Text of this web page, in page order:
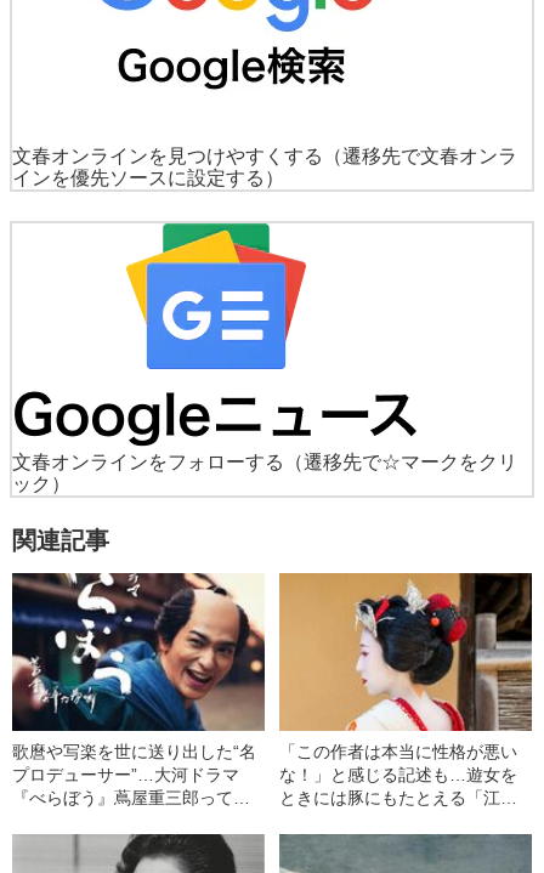
文春オンラインを見つけやすくする
（遷移先で文春オンラ
インを優先ソースに設定する）
文春オンラインをフォローする
（遷移先で☆マークをクリ
ック）
関連記事
歌麿や写楽を世に送り出した“名
プロデューサー”…大河ドラマ
『べらぼう』蔦屋重三郎ってど
「この作者は本当に性格が悪い
な！」と感じる記述も…遊女を
ときには豚にもたとえる「江戸
に“イジワルな中身”とは